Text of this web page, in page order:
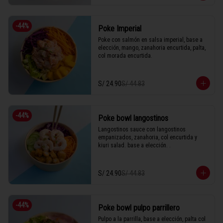
-44% Poke Imperial
Poke con salmón en salsa imperial, base a
elección, mango, zanahoria encurtida, palta,
col morada encurtida.
S/ 24.90S/ 44.83
-44% Poke bowl langostinos
Langostinos sauce con langostinos
empanizados, zanahoria, col encurtida y
kiuri salad. base a elección. .
S/ 24.90S/ 44.83
-44% Poke bowl pulpo parrillero
Pulpo a la parrilla, base a elección, palta col